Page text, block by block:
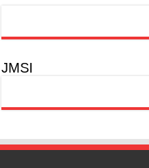
JMSI